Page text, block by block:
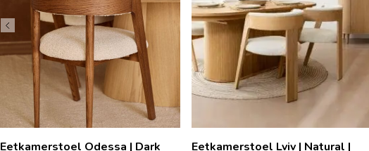
Eetkamerstoel Odessa | Dark
Eetkamerstoel Lviv | Natural |